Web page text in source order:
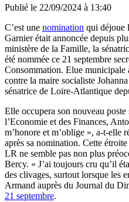
Publié le 22/09/2024 à 13:40
C’est une nomination qui déjoue
Garnier était annoncée depuis
ministère de la Famille, la
été nommée ce 21 septembre
Consommation. Elue municipale
contre la maire socialiste
sénatrice de Loire-Atlantique
Elle occupera son nouveau
l’Economie et des Finances,
m’honore et m’oblige », a-t-elle
après sa nomination. Cette
LR ne semble pas non plus
Bercy. « J’ai toujours cru qu’il
des clivages, surtout lorsque les
Armand auprès du Journal du
21 septembre.